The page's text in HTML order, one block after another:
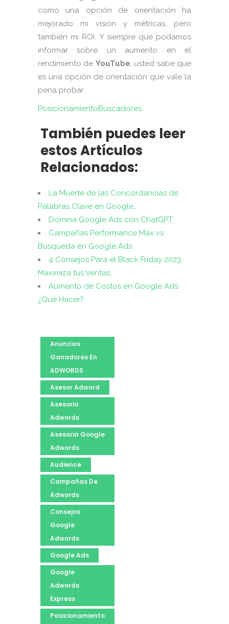
como una opción de orientación ha
mejorado mi visión y métricas, pero
también mi ROI. Y siempre que podamos
informar sobre un aumento en el
rendimiento de YouTube, usted sabe que
es una opción de orientación que vale la
pena probar.
PosicionamientoBuscadores
También puedes leer
estos Artículos
Relacionados:
La Muerte de las Concordancias de
Palabras Clave en Google…
Domina Google Ads con ChatGPT
Campañas Performance Max vs
Búsqueda en Google Ads:
4 Consejos Para el Black Friday 2023:
Maximiza tus Ventas…
Aumento de Costos en Google Ads:
¿Qué Hacer?
Anuncios
Ganadores En
ADWORDS
Asesor Adword
Asesoria
Adwords
Asesoria Google
Adwords
Audience
Campañas De
Adwords
Consejos
Google
Adwords
Google Ads
Google
Adwords
Express
Posicionamiento